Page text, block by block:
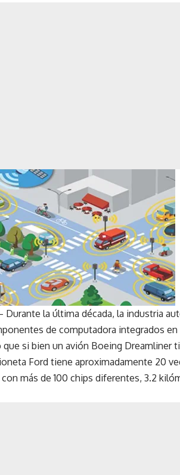
Durante la última década, la industria
de computadora integrados en
si bien un avión Boeing Dreamliner
Ford tiene aproximadamente 20
más de 100 chips diferentes, 3.2